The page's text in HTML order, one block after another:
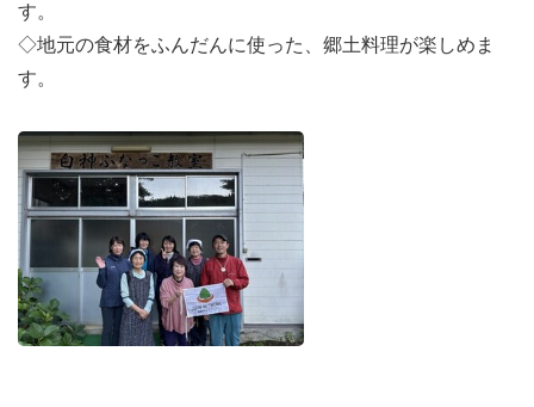
す。
◇地元の食材をふんだんに使った、郷土料理が楽しめま
す。